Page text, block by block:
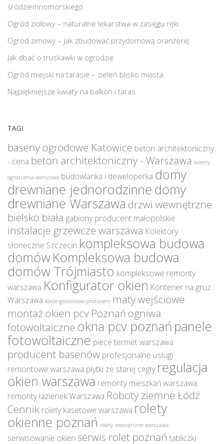
śródziemnomorskiego
Ogród ziołowy – naturalne lekarstwa w zasięgu ręki
Ogród zimowy – jak zbudować przydomową oranżerię
Jak dbać o truskawki w ogrodzie
Ogród miejski na tarasie – zieleń blisko miasta
Najpiękniejsze kwiaty na balkon i taras
TAGI
baseny ogrodowe Katowice beton architektoniczny
- cena beton architektoniczny - Warszawa bramy
ogrodzenia warszawa budowlanka i deweloperka domy
drewniane jednorodzinne domy
drewniane Warszawa drzwi wewnętrzne
bielsko biała gabiony producent małopolskie
instalacje grzewcze warszawa Kolektory
słoneczne Szczecin kompleksowa budowa
domówKompleksowa budowa
domów Trójmiasto kompleksowe remonty
warszawa Konfigurator okien Kontener na gruz
Warszawa Kosze gabionowe producent maty wejściowe
montaż okien pcv Poznań ogniwa
fotowoltaiczne okna pcv poznań panele
fotowoltaiczne piece termet warszawa
producent basenów profesjonalne usługi
remontowe warszawa płytki ze starej cegły regulacja
okien warszawa remonty mieszkań warszawa
remonty łazienek Warszawa Roboty ziemne Łódź
Cennik rolety kasetowe warszawa rolety
okienne poznań rolety zewnętrzne warszawa
serwisowanie okien serwis rolet poznań tabliczki